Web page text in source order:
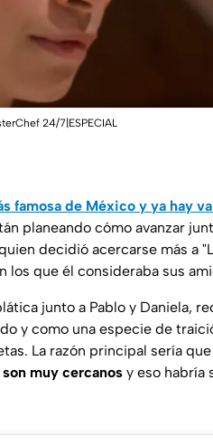
24/7|ESPECIAL
famosa de México y ya hay
planeando cómo avanzar
decidió acercarse más a
los que él consideraba sus
junto a Pablo y Daniela,
y como una especie de
La razón principal sería que
muy cercanos y eso habría